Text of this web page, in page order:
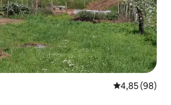
4,85 av 5 i
4,85 (98)